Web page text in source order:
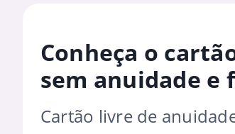
Conheça o
sem anuidade e
Cartão livre de